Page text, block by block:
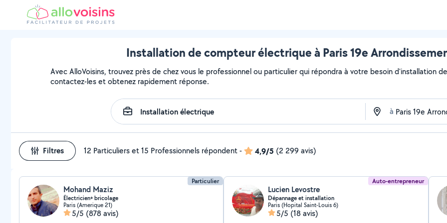
Installation de compteur électrique à Paris 19e
Avec AlloVoisins, trouvez près de chez vous le professionnel ou particulier qui répondra à votre besoin d'installation
contactez-les et obtenez rapidement réponse.
à
Filtres 12 Particuliers et 15 Professionnels répondent- 4,9/5 (2 299 avis)
Particulier
Mohand Maziz
Électricien+ bricolage
Paris (Amerique 21)
5/5 (878 avis)
Auto-entrepreneur
Lucien Levostre
Dépannage et installation
Paris (Hopital Saint-Louis 6)
5/5 (18 avis)